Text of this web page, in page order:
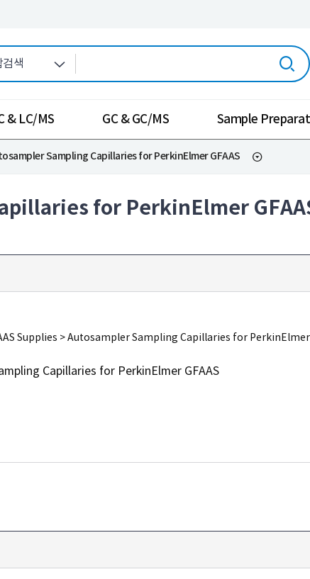
& LC/MS GC & GC/MS Sample
Sampling Capillaries for PerkinElmer GFAAS
for PerkinElmer
Supplies > Autosampler Sampling Capillaries for PerkinElmer
Capillaries for PerkinElmer GFAAS